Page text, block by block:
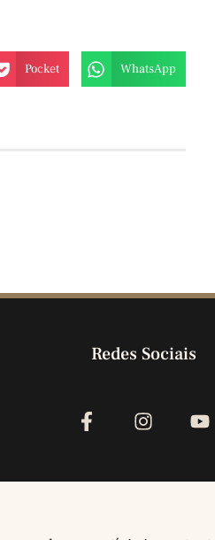
Pocket WhatsApp
Redes Sociais